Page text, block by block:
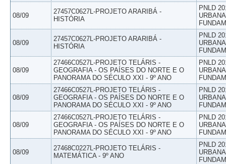
08/09
27457C0627L-PROJETO ARARIBÁ -
HISTÓRIA
PNLD
08/09
27457C0627L-PROJETO ARARIBÁ -
HISTÓRIA
PNLD
08/09
27466C0527L-PROJETO TELÁRIS -
GEOGRAFIA - OS PAÍSES DO NORTE E O
PANORAMA DO SÉCULO XXI - 9º ANO
PNLD
08/09
27466C0527L-PROJETO TELÁRIS -
GEOGRAFIA - OS PAÍSES DO NORTE E O
PANORAMA DO SÉCULO XXI - 9º ANO
PNLD
08/09
27466C0527L-PROJETO TELÁRIS -
GEOGRAFIA - OS PAÍSES DO NORTE E O
PANORAMA DO SÉCULO XXI - 9º ANO
PNLD
08/09
27468C0227L-PROJETO TELÁRIS -
MATEMÁTICA - 9º ANO
PNLD